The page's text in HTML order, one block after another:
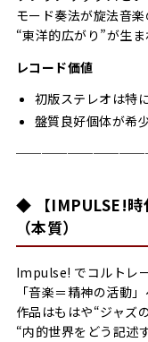
モード奏法が旋法音楽
“東洋的広がり”が生ま
レコード価値
初版ステレオは特
盤質良好個体が希
◆ 【IMPULSE!時
（本質）
Impulse! でコルトレ
「音楽＝精神の活動」
作品はもはや“ジャズ
“内的世界をどう記述